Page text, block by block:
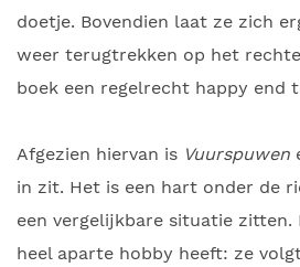
doetje. Bovendien laat ze zich
weer terugtrekken op het
boek een regelrecht happy end
Afgezien hiervan is Vuurspuwen
in zit. Het is een hart onder de
een vergelijkbare situatie zitten.
heel aparte hobby heeft: ze